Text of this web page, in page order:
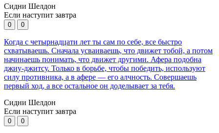
Сидни Шелдон
Если наступит завтра
0 0
Когда с четырнадцати лет ты сам по себе, все быстро
схватываешь. Сначала усваиваешь, что движет тобой, а потом
начинаешь понимать, что движет другими. Афера подобна
джиу-джитсу. Только в борьбе, чтобы победить, используют
силу противника, а в афере — его алчность. Совершаешь
первый ход, а все остальное он доделывает за тебя.
Сидни Шелдон
Если наступит завтра
0 0